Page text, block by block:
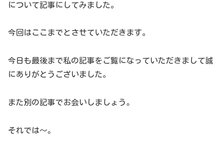
について記事にしてみました。
今回はここまでとさせていただきます。
今日も最後まで私の記事をご覧になっていただきまして誠
にありがとうございました。
また別の記事でお会いしましょう。
それでは～。